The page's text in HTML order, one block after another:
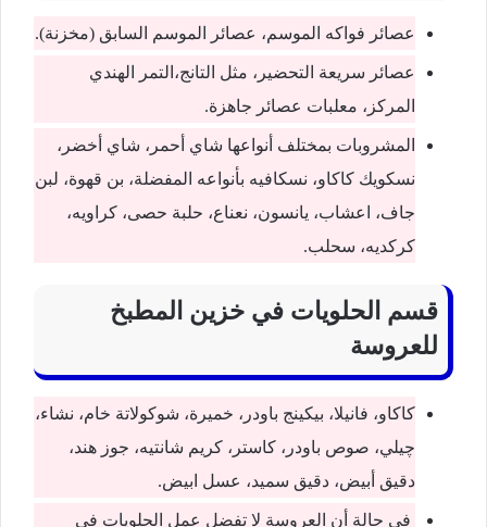
عصائر فواكه الموسم، عصائر الموسم السابق (مخزنة).
عصائر سريعة التحضير، مثل التانج،التمر الهندي
المركز، معلبات عصائر جاهزة.
المشروبات بمختلف أنواعها شاي أحمر، شاي أخضر،
نسكويك كاكاو، نسكافيه بأنواعه المفضلة، بن قهوة، لبن
جاف، اعشاب، يانسون، نعناع، حلبة حصى، كراويه،
كركديه، سحلب.
قسم الحلويات في خزين المطبخ
للعروسة
كاكاو، فانيلا، بيكينج باودر، خميرة، شوكولاتة خام، نشاء،
چيلي، صوص باودر، كاستر، كريم شانتيه، جوز هند،
دقيق أبيض، دقيق سميد، عسل ابيض.
في حالة أن العروسة لا تفضل عمل الحلويات في